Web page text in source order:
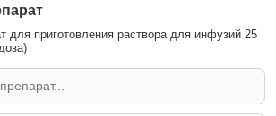
для приготовления раствора для инфузий 25